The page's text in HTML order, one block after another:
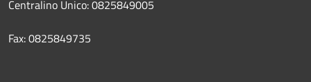
Centralino Unico: 0825849005
Fax: 0825849735